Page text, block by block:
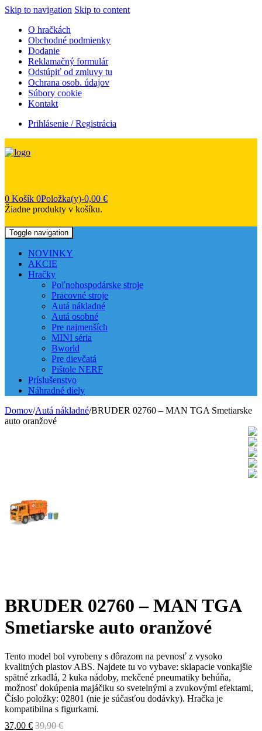
Skip to navigation Skip to content
O hračkách
Obchodné podmienky
Dodanie
Reklamačný formulár
Odstúpiť od zmluvy tu
Ochrana osob. údajov
Súbory cookie
Kontakt
Prihlásenie / Registrácia
0 Košík 0Položka(y)-0,00 €
Žiadne produkty v košíku.
Toggle navigation
NOVINKY
AKCIE
Hračky
Poľnohospodárske stroje
Pracovné stroje
Autá nákladné
Autá osobné
Pre najmenších
MINI séria
Bworld
Pre dievčatá
Pištole NERF
Príslušenstvo
Náhradné diely
Domov/Autá nákladné/BRUDER 02760 – MAN TGA Smetiarske
auto oranžové
BRUDER 02760 – MAN TGA
Smetiarske auto oranžové
Tento model bol vyrobeny s dôrazom na pevnosť z vysoko
kvalitných plastov ABS. Najdete tu vo vybave: sklapacie vonkajšie
spätné zrkadlá, 2 kuka nádoby, mekčené pneumatiky behúňa,
možnosť dokúpenia majáčiku so svetelnými a zvukovými efektami,
Číslo položky: 02801 (nie je súčasťou dodávky). Hračka je
kompatibilna s figurkami.
37,00 € 39,90€